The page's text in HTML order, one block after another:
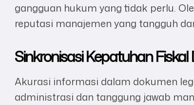
gangguan hukum yang tidak perlu.
reputasi manajemen yang tangguh
Sinkronisasi Kepatuhan
Akurasi informasi dalam dokumen
administrasi dan tanggung jawab